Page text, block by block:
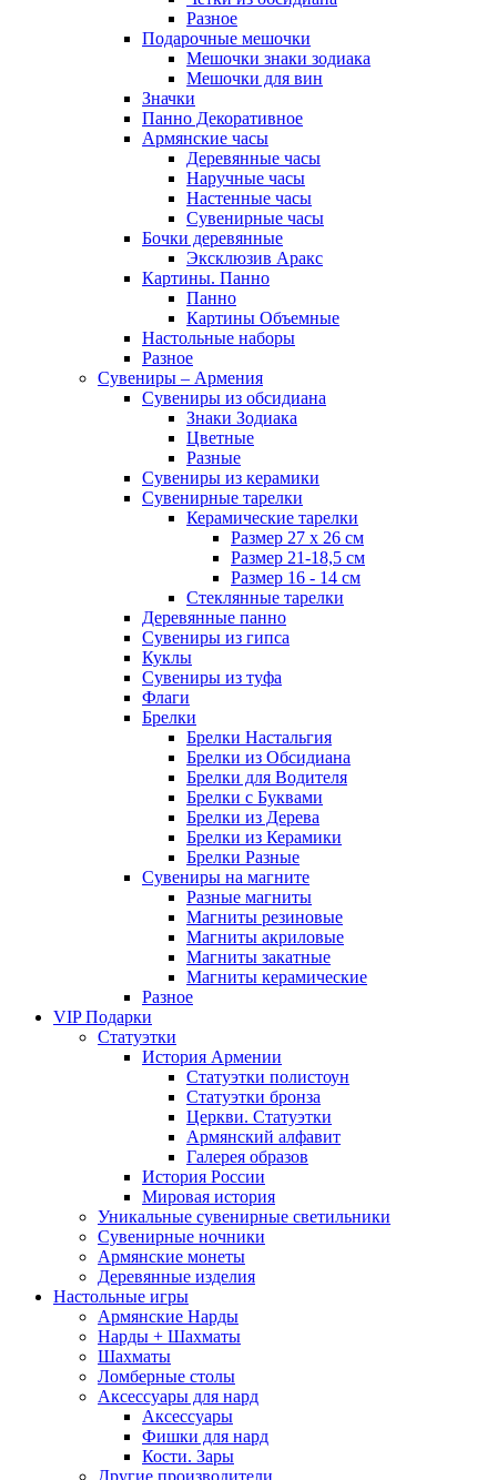
Разное
Подарочные мешочки
Мешочки знаки зодиака
Мешочки для вин
Значки
Панно Декоративное
Армянские часы
Деревянные часы
Наручные часы
Настенные часы
Сувенирные часы
Бочки деревянные
Эксклюзив Аракс
Картины. Панно
Панно
Картины Объемные
Настольные наборы
Разное
Сувениры – Армения
Сувениры из обсидиана
Знаки Зодиака
Цветные
Разные
Сувениры из керамики
Сувенирные тарелки
Керамические тарелки
Размер 27 х 26 см
Размер 21-18,5 см
Размер 16 - 14 см
Стеклянные тарелки
Деревянные панно
Сувениры из гипса
Куклы
Сувениры из туфа
Флаги
Брелки
Брелки Настальгия
Брелки из Обсидиана
Брелки для Водителя
Брелки с Буквами
Брелки из Дерева
Брелки из Керамики
Брелки Разные
Сувениры на магните
Разные магниты
Магниты резиновые
Магниты акриловые
Магниты закатные
Магниты керамические
Разное
VIP Подарки
Статуэтки
История Армении
Статуэтки полистоун
Статуэтки бронза
Церкви. Статуэтки
Армянский алфавит
Галерея образов
История России
Мировая история
Уникальные сувенирные светильники
Сувенирные ночники
Армянские монеты
Деревянные изделия
Настольные игры
Армянские Нарды
Нарды + Шахматы
Шахматы
Ломберные столы
Аксессуары для нард
Аксессуары
Фишки для нард
Кости. Зары
Другие производители